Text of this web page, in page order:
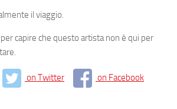
il viaggio.
capire che questo artista non è qui per
on Twitter on Facebook